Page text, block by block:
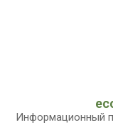
Информационный